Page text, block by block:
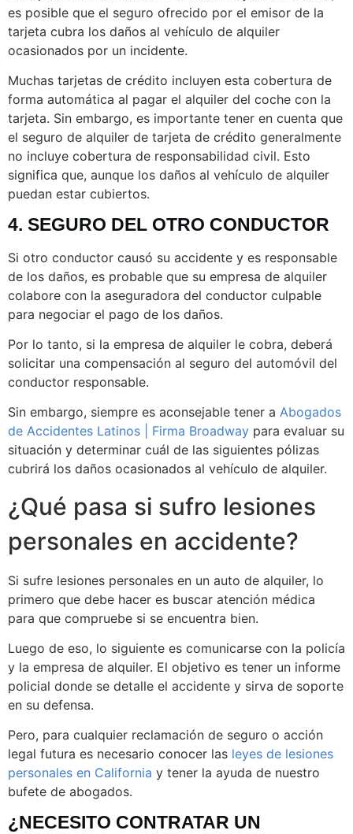
es posible que el seguro ofrecido por el emisor de la
tarjeta cubra los daños al vehículo de alquiler
ocasionados por un incidente.
Muchas tarjetas de crédito incluyen esta cobertura de
forma automática al pagar el alquiler del coche con la
tarjeta. Sin embargo, es importante tener en cuenta que
el seguro de alquiler de tarjeta de crédito generalmente
no incluye cobertura de responsabilidad civil. Esto
significa que, aunque los daños al vehículo de alquiler
puedan estar cubiertos.
4. SEGURO DEL OTRO CONDUCTOR
Si otro conductor causó su accidente y es responsable
de los daños, es probable que su empresa de alquiler
colabore con la aseguradora del conductor culpable
para negociar el pago de los daños.
Por lo tanto, si la empresa de alquiler le cobra, deberá
solicitar una compensación al seguro del automóvil del
conductor responsable.
Sin embargo, siempre es aconsejable tener a Abogados
de Accidentes Latinos | Firma Broadway para evaluar su
situación y determinar cuál de las siguientes pólizas
cubrirá los daños ocasionados al vehículo de alquiler.
¿Qué pasa si sufro lesiones
personales en accidente?
Si sufre lesiones personales en un auto de alquiler, lo
primero que debe hacer es buscar atención médica
para que compruebe si se encuentra bien.
Luego de eso, lo siguiente es comunicarse con la policía
y la empresa de alquiler. El objetivo es tener un informe
policial donde se detalle el accidente y sirva de soporte
en su defensa.
Pero, para cualquier reclamación de seguro o acción
legal futura es necesario conocer las leyes de lesiones
personales en California y tener la ayuda de nuestro
bufete de abogados.
¿NECESITO CONTRATAR UN